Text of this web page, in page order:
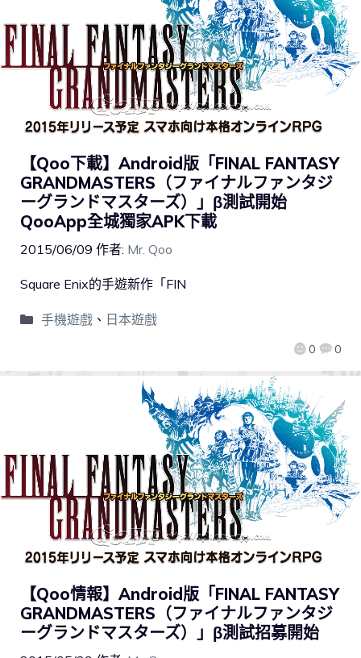
【Qoo下載】Android版「FINAL FANTASY
GRANDMASTERS（ファイナルファンタジ
ーグランドマスターズ）」β測試開始
QooApp全城獨家APK下載
2015/06/09 作者: Mr. Qoo
0 0
Square Enix的手遊新作「FIN
手機遊戲、 日本遊戲
【Qoo情報】Android版「FINAL FANTASY
GRANDMASTERS（ファイナルファンタジ
ーグランドマスターズ）」β測試招募開始